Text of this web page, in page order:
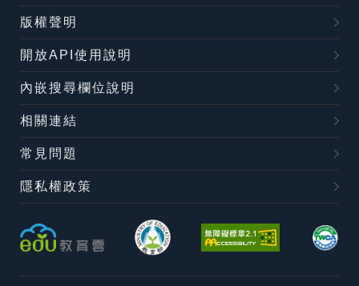
版權聲明
開放API使用說明
內嵌搜尋欄位說明
相關連結
常見問題
隱私權政策